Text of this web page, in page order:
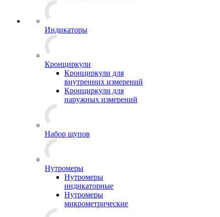
Индикаторы
Кронциркули
Кронциркули для
внутренних измерений
Кронциркули для
наружных измерений
Набор щупов
Нутромеры
Нутромеры
индикаторные
Нутромеры
микрометрические